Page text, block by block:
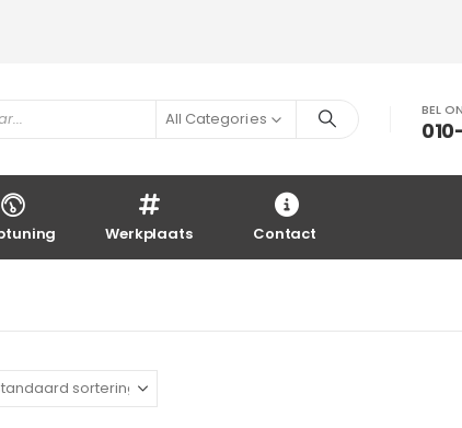
All Categories BEL
Werkplaats Contact